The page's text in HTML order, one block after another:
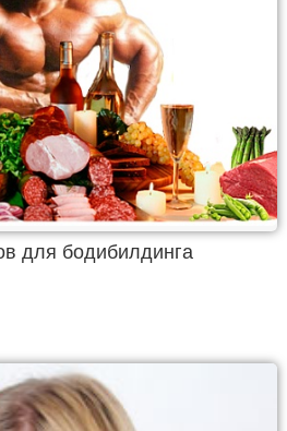
для бодибилдинга